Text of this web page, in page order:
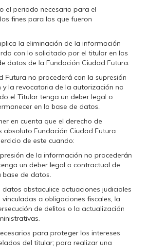
el periodo necesario para el
fines para los que fueron
la eliminación de la información
con lo solicitado por el titular en los
datos de la Fundación Ciudad Futura.
Futura no procederá con la supresión
y la revocatoria de la autorización no
el Titular tenga un deber legal o
en la base de datos.
en cuenta que el derecho de
absoluto Fundación Ciudad Futura
de este cuando:
de la información no procederán
un deber legal o contractual de
base de datos.
datos obstaculice actuaciones judiciales
a obligaciones fiscales, la
de delitos o la actualización
para proteger los intereses
del titular; para realizar una